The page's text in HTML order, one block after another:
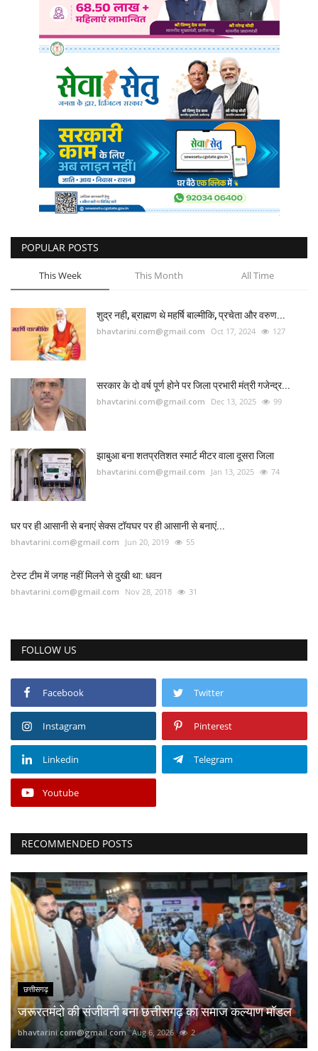
मनोरंजन
राशिफल
संपर्क
POPULAR POSTS
This Week This Month All Time
शुद्र नही, ब्राह्मण थे महर्षि बाल्मीकि, प्रचेता और वरुण...
bhavtarini.com@gmail.com Oct 17, 2024 127
सरकार के दो वर्ष पूर्ण होने पर जिला प्रभारी मंत्री गजेन्द्र...
bhavtarini.com@gmail.com Dec 13, 2025 99
झाबुआ बना शतप्रतिशत स्मार्ट मीटर वाला दूसरा जिला
bhavtarini.com@gmail.com Jan 13, 2025 74
घर पर ही आसानी से बनाएं सेक्स टॉयघर पर ही आसानी से बनाएं...
bhavtarini.com@gmail.com Jun 20, 2019 55
टेस्ट टीम में जगह नहीं मिलने से दुखी था: धवन
bhavtarini.com@gmail.com Nov 28, 2018 31
FOLLOW US
Facebook Twitter
Instagram Pinterest
Linkedin Telegram
Youtube
RECOMMENDED POSTS
छत्तीसगढ़
जरूरतमंदो की संजीवनी बना छत्तीसगढ़ का समाज कल्याण मॉडल
bhavtarini.com@gmail.com Aug 6, 2026 2